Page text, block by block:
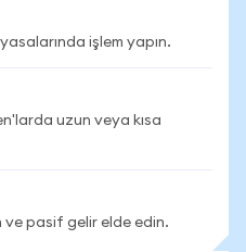
işlem yapın.
uzun veya kısa
pasif gelir elde edin.